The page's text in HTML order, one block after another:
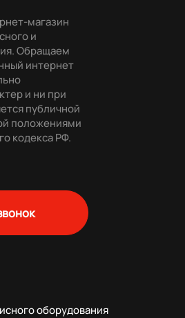
магазин
и
Обращаем
интернет
и ни при
публичной
положениями
кодекса РФ.
оборудования